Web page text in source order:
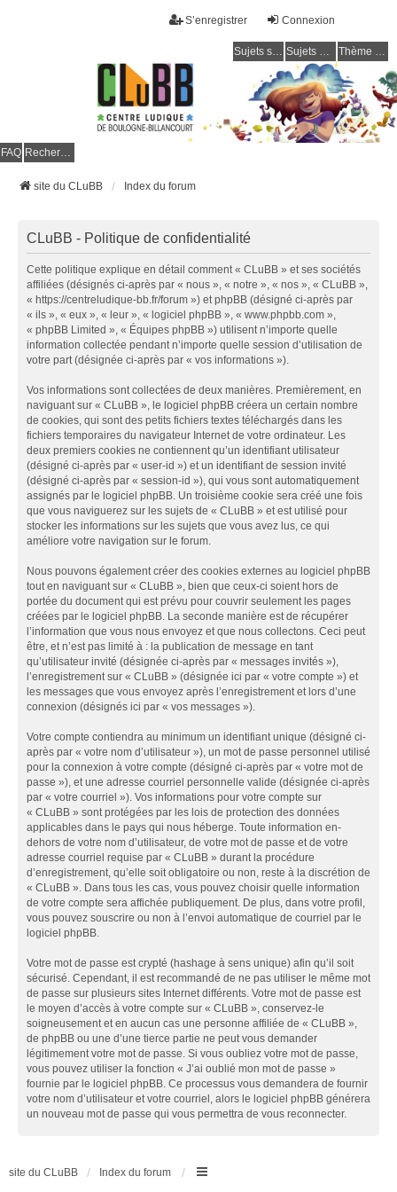
Connexion
S’enregistrer
Sujets sans réponse Sujets actifs Thème clair / foncé
FAQ Rechercher
site du CLuBB Index du forum
CLuBB - Politique de confidentialité
Cette politique explique en détail comment « CLuBB » et ses sociétés
affiliées (désignés ci-après par « nous », « notre », « nos », « CLuBB »,
« https://centreludique-bb.fr/forum ») et phpBB (désigné ci-après par
« ils », « eux », « leur », « logiciel phpBB », « www.phpbb.com »,
« phpBB Limited », « Équipes phpBB ») utilisent n’importe quelle
information collectée pendant n’importe quelle session d’utilisation de
votre part (désignée ci-après par « vos informations »).
Vos informations sont collectées de deux manières. Premièrement, en
naviguant sur « CLuBB », le logiciel phpBB créera un certain nombre
de cookies, qui sont des petits fichiers textes téléchargés dans les
fichiers temporaires du navigateur Internet de votre ordinateur. Les
deux premiers cookies ne contiennent qu’un identifiant utilisateur
(désigné ci-après par « user-id ») et un identifiant de session invité
(désigné ci-après par « session-id »), qui vous sont automatiquement
assignés par le logiciel phpBB. Un troisième cookie sera créé une fois
que vous naviguerez sur les sujets de « CLuBB » et est utilisé pour
stocker les informations sur les sujets que vous avez lus, ce qui
améliore votre navigation sur le forum.
Nous pouvons également créer des cookies externes au logiciel phpBB
tout en naviguant sur « CLuBB », bien que ceux-ci soient hors de
portée du document qui est prévu pour couvrir seulement les pages
créées par le logiciel phpBB. La seconde manière est de récupérer
l’information que vous nous envoyez et que nous collectons. Ceci peut
être, et n’est pas limité à : la publication de message en tant
qu’utilisateur invité (désignée ci-après par « messages invités »),
l’enregistrement sur « CLuBB » (désignée ici par « votre compte ») et
les messages que vous envoyez après l’enregistrement et lors d’une
connexion (désignés ici par « vos messages »).
Votre compte contiendra au minimum un identifiant unique (désigné ci-
après par « votre nom d’utilisateur »), un mot de passe personnel utilisé
pour la connexion à votre compte (désigné ci-après par « votre mot de
passe »), et une adresse courriel personnelle valide (désignée ci-après
par « votre courriel »). Vos informations pour votre compte sur
« CLuBB » sont protégées par les lois de protection des données
applicables dans le pays qui nous héberge. Toute information en-
dehors de votre nom d’utilisateur, de votre mot de passe et de votre
adresse courriel requise par « CLuBB » durant la procédure
d’enregistrement, qu’elle soit obligatoire ou non, reste à la discrétion de
« CLuBB ». Dans tous les cas, vous pouvez choisir quelle information
de votre compte sera affichée publiquement. De plus, dans votre profil,
vous pouvez souscrire ou non à l’envoi automatique de courriel par le
logiciel phpBB.
Votre mot de passe est crypté (hashage à sens unique) afin qu’il soit
sécurisé. Cependant, il est recommandé de ne pas utiliser le même mot
de passe sur plusieurs sites Internet différents. Votre mot de passe est
le moyen d’accès à votre compte sur « CLuBB », conservez-le
soigneusement et en aucun cas une personne affiliée de « CLuBB »,
de phpBB ou une d’une tierce partie ne peut vous demander
légitimement votre mot de passe. Si vous oubliez votre mot de passe,
vous pouvez utiliser la fonction « J’ai oublié mon mot de passe »
fournie par le logiciel phpBB. Ce processus vous demandera de fournir
votre nom d’utilisateur et votre courriel, alors le logiciel phpBB générera
un nouveau mot de passe qui vous permettra de vous reconnecter.
site du CLuBB Index du forum